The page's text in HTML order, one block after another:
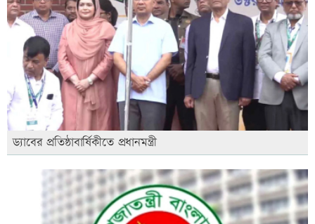
ড্যাবের প্রতিষ্ঠাবার্ষিকীতে প্রধানমন্ত্রী